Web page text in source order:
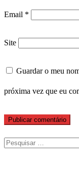
Email *
Site
Guardar o meu
próxima vez que eu
Pesquisar
por: